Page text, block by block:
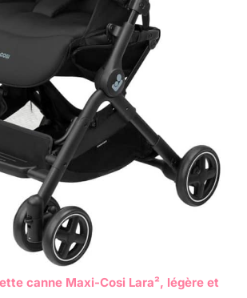
canne Maxi-Cosi Lara², légère et